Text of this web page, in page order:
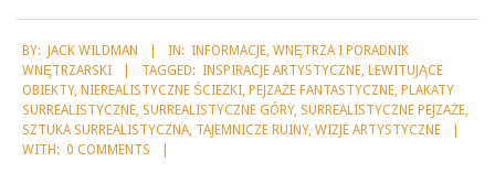
08-
31
BY: JACK WILDMAN IN: INFORMACJE, WNĘTRZA I PORADNIK
WNĘTRZARSKI
TAGGED: INSPIRACJE ARTYSTYCZNE, LEWITUJĄCE
OBIEKTY, NIEREALISTYCZNE ŚCIEŻKI, PEJZAŻE FANTASTYCZNE, PLAKATY
SURREALISTYCZNE, SURREALISTYCZNE GÓRY, SURREALISTYCZNE PEJZAŻE,
SZTUKA SURREALISTYCZNA, TAJEMNICZE RUINY, WIZJE ARTYSTYCZNE
WITH: 0 COMMENTS